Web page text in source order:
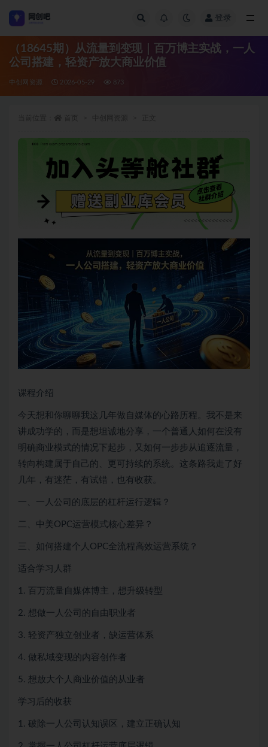
登录
（18645期）从流量到变现｜百万博主实战，一人
公司搭建，轻资产放大商业价值
中创网资源 2026-05-29 873
课程介绍
今天想和你聊聊我这几年做自媒体的心路历程。我不是来
讲成功学的，而是想坦诚地分享，一个普通人如何在没有
明确商业模式的情况下起步，又如何一步步从追逐流量，
转向构建属于自己的、更可持续的系统。这条路我走了好
几年，有迷茫，有试错，也有收获。
一、一人公司的底层的杠杆运行逻辑？
二、中美OPC运营模式核心差异？
三、如何搭建个人OPC全流程高效运营系统？
适合学习人群
1. 百万流量自媒体博主，想升级转型
2. 想做一人公司的自由职业者
3. 轻资产独立创业者，缺运营体系
4. 做私域变现的内容创作者
5. 想放大个人商业价值的从业者
学习后的收获
1. 破除一人公司认知误区，建立正确认知